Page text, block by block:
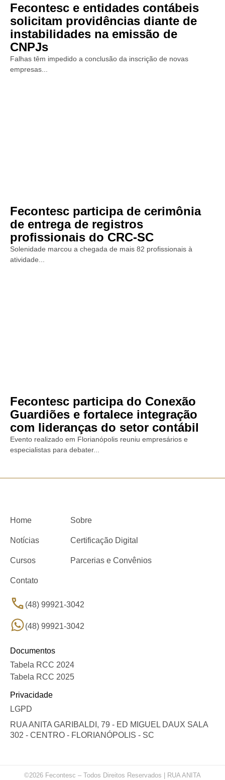
Fecontesc e entidades contábeis
solicitam providências diante de
instabilidades na emissão de
CNPJs
Falhas têm impedido a conclusão da inscrição de novas
empresas...
Fecontesc participa de cerimônia
de entrega de registros
profissionais do CRC-SC
Solenidade marcou a chegada de mais 82 profissionais à
atividade...
Fecontesc participa do Conexão
Guardiões e fortalece integração
com lideranças do setor contábil
Evento realizado em Florianópolis reuniu empresários e
especialistas para debater...
Home Sobre
Notícias Certificação Digital
Cursos Parcerias e Convênios
Contato
(48) 99921-3042
(48) 99921-3042
Documentos
Tabela RCC 2024
Tabela RCC 2025
Privacidade
LGPD
RUA ANITA GARIBALDI, 79 - ED MIGUEL DAUX SALA
302 - CENTRO - FLORIANÓPOLIS - SC
©2026 Fecontesc – Todos Direitos Reservados | RUA ANITA